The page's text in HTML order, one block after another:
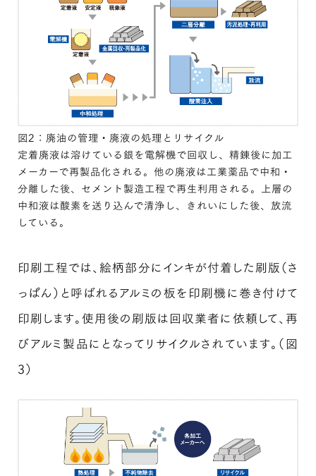
図2：廃油の管理・廃液の処理とリサイクル
定着廃液は溶けている銀を電解機で回収し、精錬後に加工
メーカーで再製品化される。他の廃液は工業薬品で中和・
分離した後、セメント製造工程で再生利用される。上層の
中和液は酸素を送り込んで清浄し、きれいにした後、放流
している。
印刷工程では、絵柄部分にインキが付着した刷版（さ
っぱん）と呼ばれるアルミの板を印刷機に巻き付けて
印刷します。使用後の刷版は回収業者に依頼して、再
びアルミ製品にとなってリサイクルされています。（図
3）